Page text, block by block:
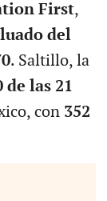
First,
del
. Saltillo, la
las 21
con 352